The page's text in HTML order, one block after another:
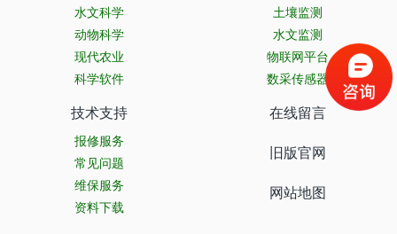
水文科学
动物科学
现代农业
科学软件
土壤监测
水文监测
物联网平台
数采传感器
技术支持
报修服务
常见问题
维保服务
资料下载
在线留言
旧版官网
网站地图